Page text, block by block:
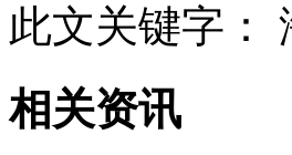
此文关键字：
相关资讯